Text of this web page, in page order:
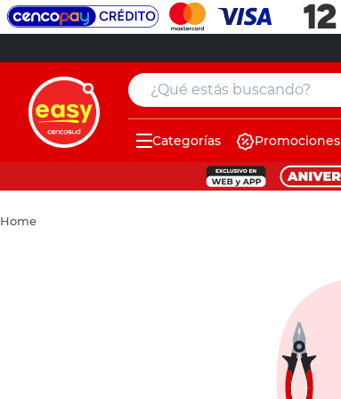
¿Qué estás buscando?
Categorías Promociones
Home
muebles